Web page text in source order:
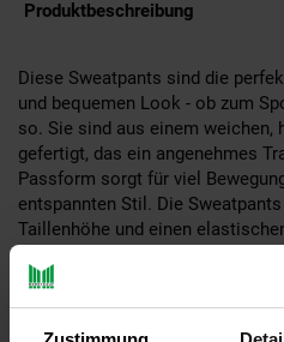
Produktbeschreibung
Diese Sweatpants sind die
und bequemen Look - ob zum
so. Sie sind aus einem weichen,
gefertigt, das ein angenehmes
Passform sorgt für viel
entspannten Stil. Die
Taillenhöhe und einen
Beinabschlüssen. Die Hose
Eingrifftaschen und eine
dem Bein erinnern an